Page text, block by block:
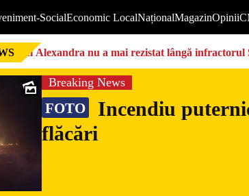
SocialEconomic LocalNaționalMagazinOpinii
Nici Alexandra nu a mai rezistat lângă
Breaking News
FOTO
Incendiu
flăcări